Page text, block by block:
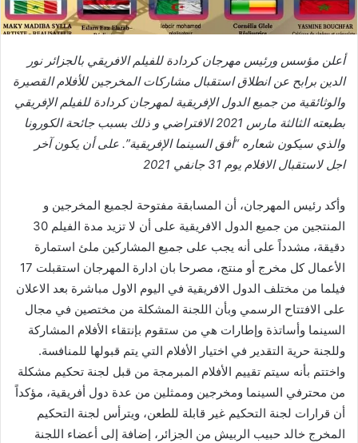
ن
ي
أعلن مؤسس ورئيس مهرجان كردادة للفيلم الافريقي بالجزائر نور
الدين برابح عن انطلاق استقبال مشاركات المخرجين للأفلام القصيرة
والوثائقية من جميع الدول الإفريقية لمهرجان كردادة للفيلم الإفريقي
بطبعته الثالثة مارس 2021 الافتراضي و ذلك بسبب جائحة الكورونا
والذي سيكون شعاره “أفق السينما الإفريقية”. على أن يكون آخر
اجل لاستقبال الافلام يوم 31 جانفي 2021
وأكد رئيس المهرجان، أن المسابقة مفتوحة لجميع المخرجين و
المنتجين من جميع الدول الافريقية على أن لا تزيد مدة الفيلم 30
دقيقة، مشدداً على أنه يجب على جميع المشاركين ملئ استمارة
الأعمال كل مخرج أو منتج، مصرحا بان ادارة المهرجان استقبلت 17
فيلما من مختلف الدول الافريقية في اليوم الاول مباشرة بعد الاعلان
على الافتتاح الرسمي وبأن اللجنة المشكلة من مختصين في مجال
السينما وأساتذة وإطارات هي من ستقوم بإنتقاء الأفلام المشاركة
وللجنة حرية التقدير في اختيار الأفلام التي يتم قبولها للمنافسة.
واختتم بأنه سيتم تقييم الأفلام المبرمجة من قبل لجنة تحكيم مشكلة
من محترفي السينما ومخرجين وممثلين من عدة دول أفريقية، مؤكداً
أن قرارات لجنة التحكيم غير قابلة للطعن، ويترأس لجنة التحكيم
المخرج خالد حبيب الربيش من الجزائر، إضافة إلى أعضاء اللجنة